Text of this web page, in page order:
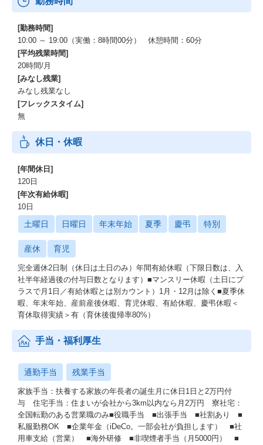
[勤務時間]
10:00 ～ 19:00（実働：8時間00分） 休憩時間：60分
[平均残業時間]
20時間/月
[みなし残業]
みなし残業なし
[フレックスタイム]
無
休日・休暇
[年間休日]
120日
[年次有給休暇]
10日
土曜日 日曜日 年末年始 夏季 慶弔 特別
産休 育児
完全週休2日制（休日は土日のみ）年間有給休暇（下限日数は、入
社半年経過後の付与日数となります）■マンスリー休暇（土日にプ
ラスで月1日／有給休暇とは別カウント）1月・12月は除く■夏季休
暇、年末年始、産前産後休暇、育児休暇、有給休暇、慶弔休暇＜
育休取得実績＞有（育休後復帰率80%）
手当・福利厚生
通勤手当 残業手当
家族手当：扶養する家族の年長者の誕生月に休日1日と2万円付
与 住宅手当：住まいが会社から3km以内なら月2万円 寮社宅：
全国転勤のある営業職のみ■役職手当 ■出張手当 ■社割あり ■
私服勤務OK ■企業年金（iDeCo。一部会社が負担します） ■社
用車支給（営業） ■海外研修 ■非喫煙者手当（月5000円） ■